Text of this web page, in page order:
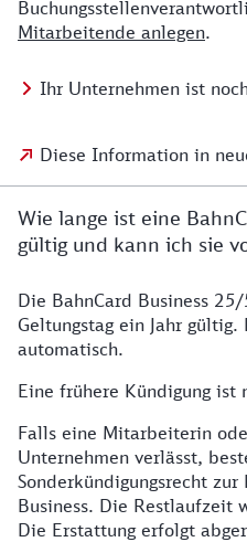
Mitarbeitende anlegen.
Ihr Unternehmen ist
Diese Information in
Wie lange ist eine
gültig und kann ich sie
Die BahnCard Business
Geltungstag ein Jahr
automatisch.
Eine frühere Kündigung ist
Falls eine Mitarbeiterin
Unternehmen verlässt,
Sonderkündigungsrecht
Business. Die Restlaufzeit
Die Erstattung erfolgt